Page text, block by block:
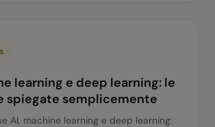
learning e deep learning: le
spiegate semplicemente
AI, machine learning e deep learning: